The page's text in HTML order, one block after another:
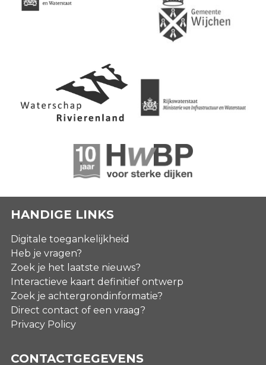
HANDIGE LINKS
Digitale toegankelijkheid
Heb je vragen?
Zoek je het laatste nieuws?
Interactieve kaart definitief ontwerp
Zoek je achtergrondinformatie?
Direct contact of een vraag?
Privacy Policy
CONTACTGEGEVENS